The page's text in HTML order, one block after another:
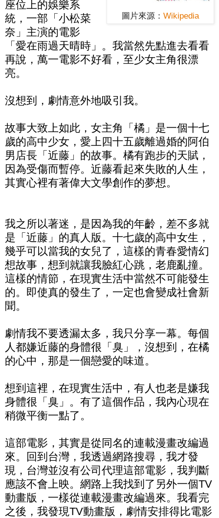
圖片來源： Wikipedia
座位上的娛樂系
統，一部「小松菜
奈」主演的電影
「愛在雨過天晴時」。我當然先點進去看看
再說，萬一電影不好看，至少女主角很漂
亮。
沒想到，劇情意外地吸引我。
故事大致上如此，女主角「橘」是一個十七
歲的高中少女，愛上四十五歲離過婚的阿伯
男店長「近藤」的故事。橘有跑步的天賦，
因為受傷而暫停。近藤看起來失敗的人生，
其實心裡有著偉大文學創作的夢想。
我之所以著迷，是因為我的年齡，差不多就
是「近藤」的真人版。十七歲的高中女生，
幾乎可以當我的女兒了，這樣的青春愛情幻
想故事，想到就讓我臉紅心跳，老鹿亂撞。
這樣的情節，在現實生活中當然不可能發生
的。即使真的發生了，一定也會變成社會新
聞。
劇情我不要透漏太多，我只分享一幕。每個
人都嫌近藤的身體很「臭」，沒想到，在橘
的心中，那是一個戀愛的味道。
想到這裡，在現實生活中，有人也老是嫌我
身體很「臭」。有了這個作品，我內心現在
稍微平衡一點了。
這部電影，其實是從同名的連載漫畫改編過
來。回到台灣，我透過網路搜尋，我才發
現，台灣並沒有公司代理這部電影，我判斷
應該不會上映。網路上我找到了另外一個TV
動畫版，一樣從連載漫畫改編過來。我看完
之後，我發現TV動畫版，劇情安排得比電影